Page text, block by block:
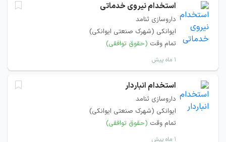
استخدام نیروی خدماتی
داروسازی ثنامد
ایوانکی (شهرک صنعتی ایوانکی)
تمام وقت (حقوق توافقی)
۱ ماه پیش
استخدام انباردار
داروسازی ثنامد
ایوانکی (شهرک صنعتی ایوانکی)
تمام وقت (حقوق توافقی)
۱ ماه پیش